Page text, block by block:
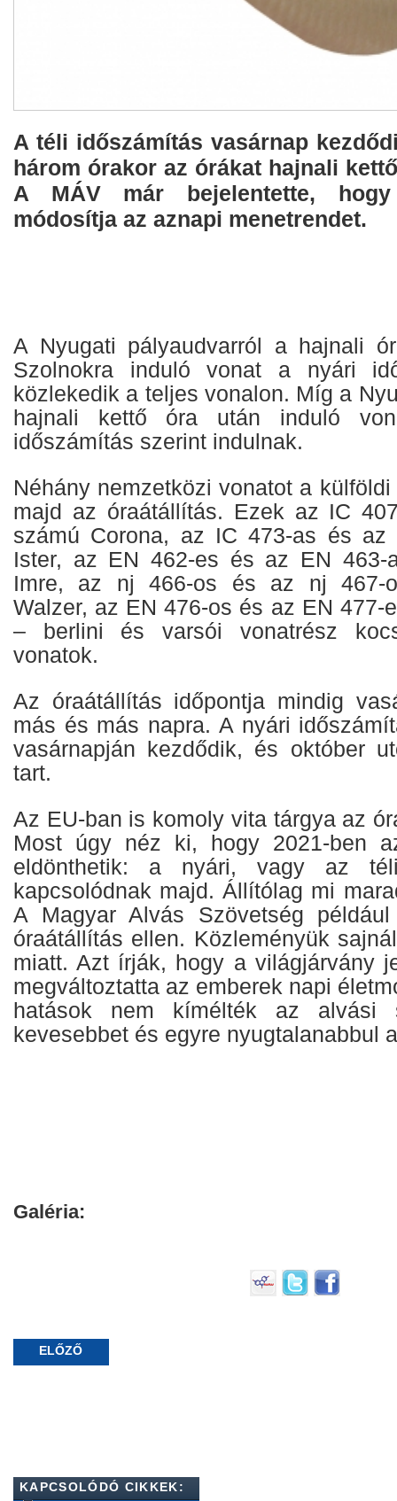
A téli időszámítás vasárnap
három órakor az órákat hajnali
A MÁV már bejelentette,
módosítja az aznapi menetrendet.
A Nyugati pályaudvarról a hajnali
Szolnokra induló vonat a nyári
közlekedik a teljes vonalon. Míg a
hajnali kettő óra után induló
időszámítás szerint indulnak.
Néhány nemzetközi vonatot a
majd az óraátállítás. Ezek az IC
számú Corona, az IC 473-as és az
Ister, az EN 462-es és az EN 463-
Imre, az nj 466-os és az nj 467-
Walzer, az EN 476-os és az EN 477-
– berlini és varsói vonatrész
vonatok.
Az óraátállítás időpontja mindig
más és más napra. A nyári
vasárnapján kezdődik, és október
tart.
Az EU-ban is komoly vita tárgya az
Most úgy néz ki, hogy 2021-ben
eldönthetik: a nyári, vagy az téli
kapcsolódnak majd. Állítólag mi
A Magyar Alvás Szövetség
óraátállítás ellen. Közleményük
miatt. Azt írják, hogy a világjárvány
megváltoztatta az emberek napi
hatások nem kímélték az alvási
kevesebbet és egyre nyugtalanabbul
Galéria:
ELŐZŐ
KAPCSOLÓDÓ CIKKEK: